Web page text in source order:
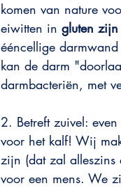
komen van nature
eiwitten in gluten
ééncellige
kan de darm
darmbacteriën, met
2. Betreft zuivel:
voor het kalf! Wij
zijn (dat zal alleszins
voor een mens. We